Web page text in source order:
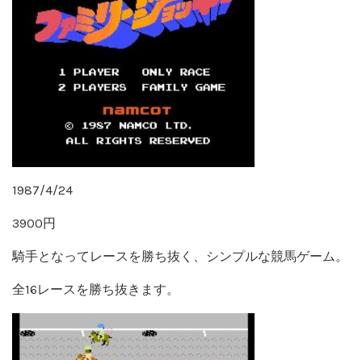
1987/4/24
3900円
騎手となってレースを勝ち抜く、シンプルな競馬ゲーム。
全16レースを勝ち抜きます。